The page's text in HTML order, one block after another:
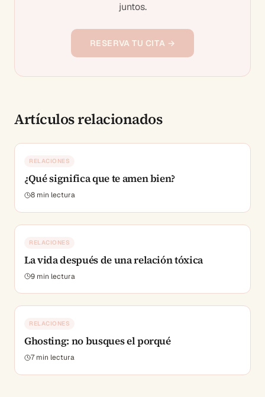
juntos.
RESERVA TU CITA →
Artículos relacionados
RELACIONES
¿Qué significa que te amen bien?
8 min lectura
RELACIONES
La vida después de una relación tóxica
9 min lectura
RELACIONES
Ghosting: no busques el porqué
7min lectura